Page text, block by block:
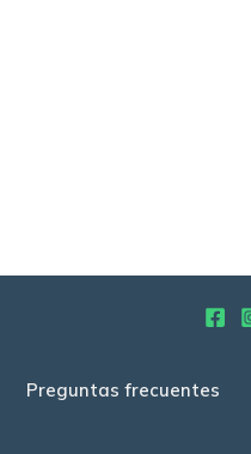
Preguntas frecuentes